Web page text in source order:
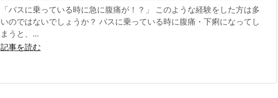
「バスに乗っている時に急に腹痛が！？」 このような経験をした方は多
いのではないでしょうか？ バスに乗っている時に腹痛・下痢になってし
まうと、...
記事を読む